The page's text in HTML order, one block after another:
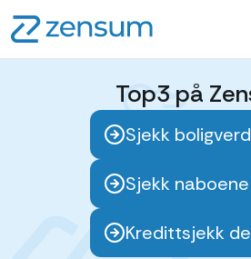
Top3 på
Sjekk
Sjekk
Kredittsjekk